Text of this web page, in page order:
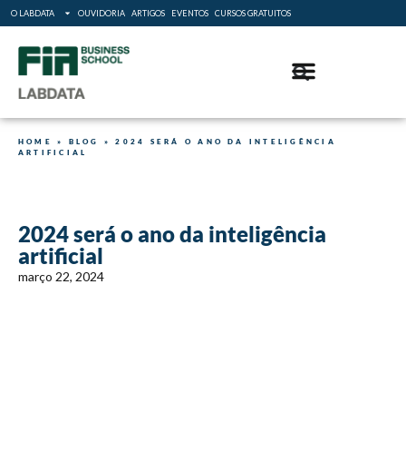
O LABDATA OUVIDORIA ARTIGOS EVENTOS CURSOS GRATUITOS
HOME » BLOG »2024 SERÁ O ANO DA INTELIGÊNCIA
ARTIFICIAL
2024 será o ano da inteligência
artificial
março 22, 2024